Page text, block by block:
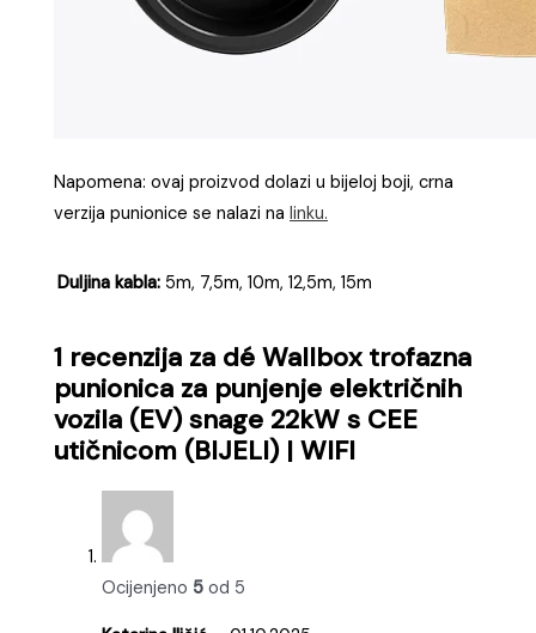
Napomena: ovaj proizvod dolazi u bijeloj boji, crna
verzija punionice se nalazi nalinku.
Duljina kabla: 5m, 7,5m, 10m, 12,5m, 15m
1 recenzija za dé Wallbox trofazna
punionica za punjenje električnih
vozila (EV) snage 22kW s CEE
utičnicom (BIJELI) | WIFI
Ocijenjeno 5 od 5